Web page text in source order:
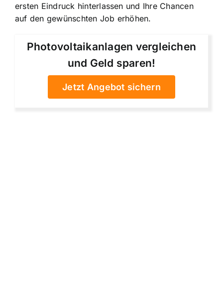
ersten Eindruck hinterlassen und Ihre Chancen
auf den gewünschten Job erhöhen.
Photovoltaikanlagen vergleichen
und Geld sparen!
Jetzt Angebot sichern